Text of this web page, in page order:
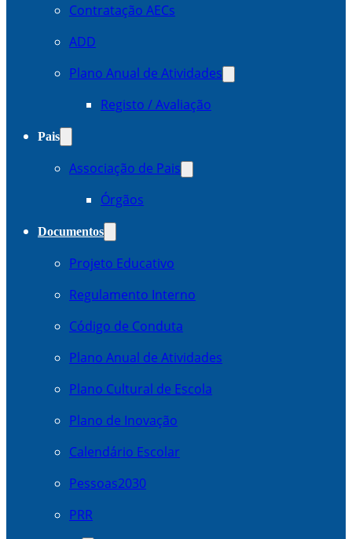
Contratação AECs
ADD
Plano Anual de Atividades
Registo / Avaliação
Pais
Associação de Pais
Órgãos
Documentos
Projeto Educativo
Regulamento Interno
Código de Conduta
Plano Anual de Atividades
Plano Cultural de Escola
Plano de Inovação
Calendário Escolar
Pessoas2030
PRR